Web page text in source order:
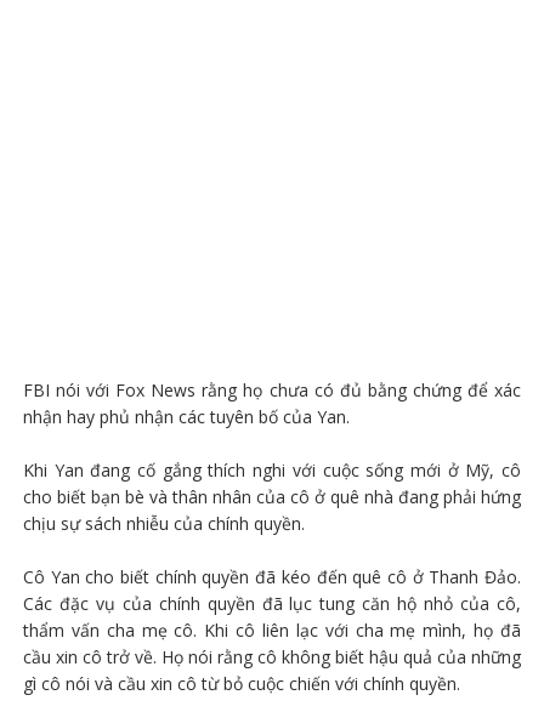
FBI nói với Fox News rằng họ chưa có đủ bằng chứng để xác
nhận hay phủ nhận các tuyên bố của Yan.
Khi Yan đang cố gắng thích nghi với cuộc sống mới ở Mỹ, cô
cho biết bạn bè và thân nhân của cô ở quê nhà đang phải hứng
chịu sự sách nhiễu của chính quyền.
Cô Yan cho biết chính quyền đã kéo đến quê cô ở Thanh Đảo.
Các đặc vụ của chính quyền đã lục tung căn hộ nhỏ của cô,
thẩm vấn cha mẹ cô. Khi cô liên lạc với cha mẹ mình, họ đã
cầu xin cô trở về. Họ nói rằng cô không biết hậu quả của những
gì cô nói và cầu xin cô từ bỏ cuộc chiến với chính quyền.